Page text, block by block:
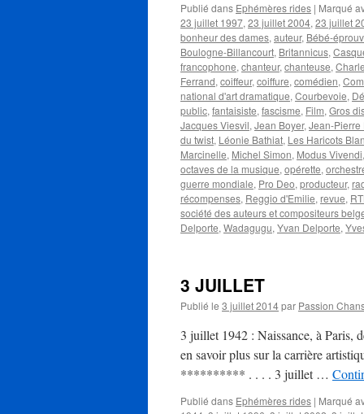
Publié dans Ephémères rides | Marqué
23 juillet 1997, 23 juillet 2004, 23 juillet
bonheur des dames, auteur, Bébé-
Boulogne-Billancourt, Britannicus,
francophone, chanteur, chanteuse,
Ferrand, coiffeur, coiffure, comédien,
national d'art dramatique, Courbevoie,
public, fantaisiste, fascisme, Film, Gros
Jacques Viesvil, Jean Boyer, Jean-Pierre
du twist, Léonie Bathiat, Les Haricots
Marcinelle, Michel Simon, Modus Vivendi,
octaves de la musique, opérette,
guerre mondiale, Pro Deo, producteur,
récompenses, Reggio d'Emilie, revue,
société des auteurs et compositeurs
Delporte, Wadagugu, Yvan Delporte,
3 JUILLET
Publié le 3 juillet 2014par Passion
3 juillet 1942 : Naissance, à
en savoir plus sur la carrière
********** . . . . 3 juillet …
Publié dans Ephémères rides | Marqué